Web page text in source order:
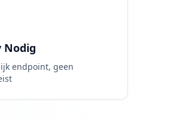
Nodig
endpoint, geen